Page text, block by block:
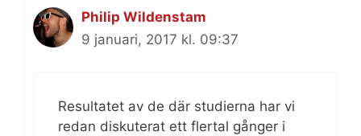
Philip Wildenstam
9 januari, 2017 kl. 09:37
Resultatet av de där studierna har vi
redan diskuterat ett flertal gånger i